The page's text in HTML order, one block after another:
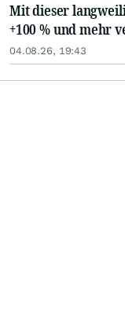
Mit dieser
+100 % und mehr
04.08.26, 19:43